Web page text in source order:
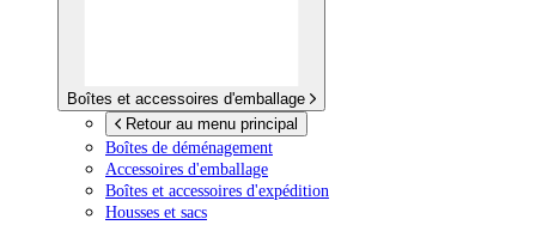
Boîtes et accessoires d'emballage
Retour au menu principal
Boîtes de déménagement
Accessoires d'emballage
Boîtes et accessoires d'expédition
Housses et sacs